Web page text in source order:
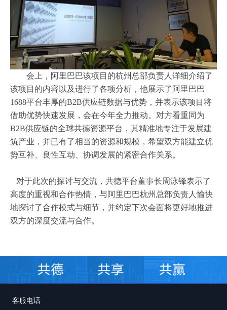
会上，阿里巴巴该项目的杭州总部负责人详细介绍了
该项目的内容以及进行了各项分析，他展示了阿里巴巴
1688平台丰厚的B2B供应链数据与优势，并表示该项目将
借助优势快速发展，会在今年全力推动。对方看重同为
B2B供应链的全球共德资源平台，其精准地专注于发展建
筑产业，并已有了相当的资源和规模，希望双方能建立优
势互补、良性互动、协调发展的紧密合作关系。
对于此次的探讨与交流，共德平台董事长周泳锋表示了
高度的重视和合作热情，与阿里巴巴杭州总部负责人愉快
地探讨了合作模式与细节，并约定下次会面将更好地推进
双方的深度交流与合作。
客服电话